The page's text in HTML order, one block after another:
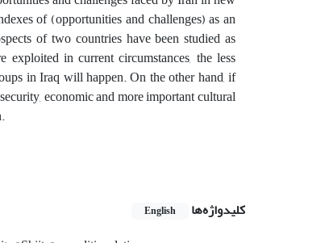
of (opportunities and challenges) as an
of two countries have been studied as
in current circumstances, the less
in Iraq will happen. On the other hand, if
economic and more important cultural
کلیدواژه‌ها English